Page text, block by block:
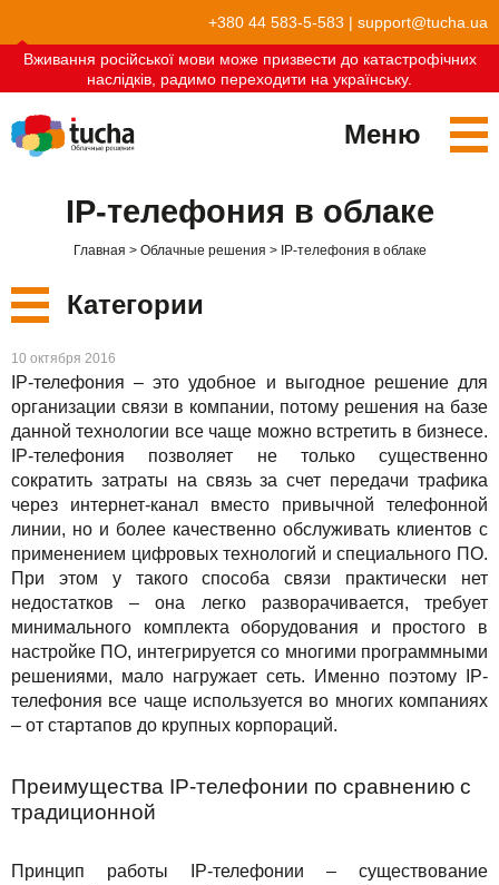
+380 44 583-5-583 | support@tucha.ua
Вживання російської мови може призвести до катастрофічних
наслідків, радимо переходити на українську.
Меню
TuchaBit
TuchaHost
TuchaMetal
TuchaBackup
TuchaHosting
TuchaSync
Хостиг сайтов на Laravel
Хостинг CRM
Хостинг сайтов-конструкторов
Удаленный офис
Реселінг хостингу
Наши партнёры
Блог
О нас
Компания
Карьера
Контакты
IP-телефония в облаке
Главная Облачные решения IP-телефония в облаке
Категории
Новые
Сервисы
Решения
Для бизнеса
Техподдержка
Инструкции
Интервью
События
Праздники
10 октября 2016
IP-телефония – это удобное и выгодное решение для
организации связи в компании, потому решения на базе
данной технологии все чаще можно встретить в бизнесе.
IP-телефония позволяет не только существенно
сократить затраты на связь за счет передачи трафика
через интернет-канал вместо привычной телефонной
линии, но и более качественно обслуживать клиентов с
применением цифровых технологий и специального ПО.
При этом у такого способа связи практически нет
недостатков – она легко разворачивается, требует
минимального комплекта оборудования и простого в
настройке ПО, интегрируется со многими программными
решениями, мало нагружает сеть. Именно поэтому IP-
телефония все чаще используется во многих компаниях
– от стартапов до крупных корпораций.
Преимущества IP-телефонии по сравнению с
традиционной
Принцип работы IP-телефонии – существование